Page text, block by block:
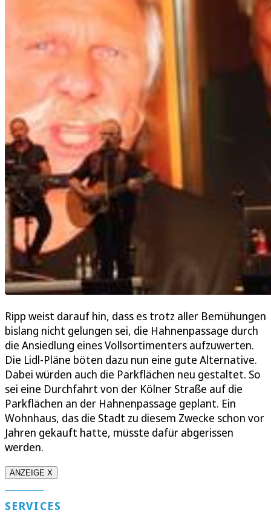
Ripp weist darauf hin, dass es trotz aller Bemühungen
bislang nicht gelungen sei, die Hahnenpassage durch
die Ansiedlung eines Vollsortimenters aufzuwerten.
Die Lidl-Pläne böten dazu nun eine gute Alternative.
Dabei würden auch die Parkflächen neu gestaltet. So
sei eine Durchfahrt von der Kölner Straße auf die
Parkflächen an der Hahnenpassage geplant. Ein
Wohnhaus, das die Stadt zu diesem Zwecke schon vor
Jahren gekauft hatte, müsste dafür abgerissen
werden.
ANZEIGE X
SERVICES